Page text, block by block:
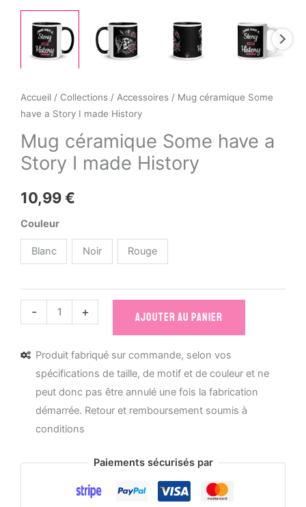
Accueil / Collections / Accessoires / Mug céramique Some
have a Story I made History
Mug céramique Some have a
Story I made History
10,99€
Couleur
Blanc Noir Rouge
-
de
céramique
Some
have
+ AJOUTER AU PANIER
Produit fabriqué sur commande, selon vos
spécifications de taille, de motif et de couleur et ne
peut donc pas être annulé une fois la fabrication
démarrée. Retour et remboursement soumis à
conditions
Paiements sécurisés par